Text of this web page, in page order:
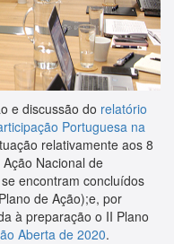
e discussão do relatório
Portuguesa na
relativamente aos 8
Nacional de
encontram concluídos
de Ação);e, por
à preparação o II Plano
Aberta de 2020.